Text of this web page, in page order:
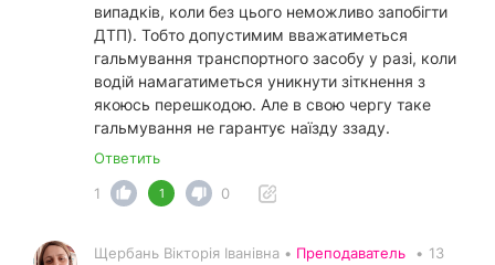
випадків, коли без цього неможливо запобігти
ДТП). Тобто допустимим вважатиметься
гальмування транспортного засобу у разі, коли
водій намагатиметься уникнути зіткнення з
якоюсь перешкодою. Але в свою чергу таке
гальмування не гарантує наїзду ззаду.
Ответить
1
1 0
Щербань Вікторія Іванівна • Преподаватель • 13